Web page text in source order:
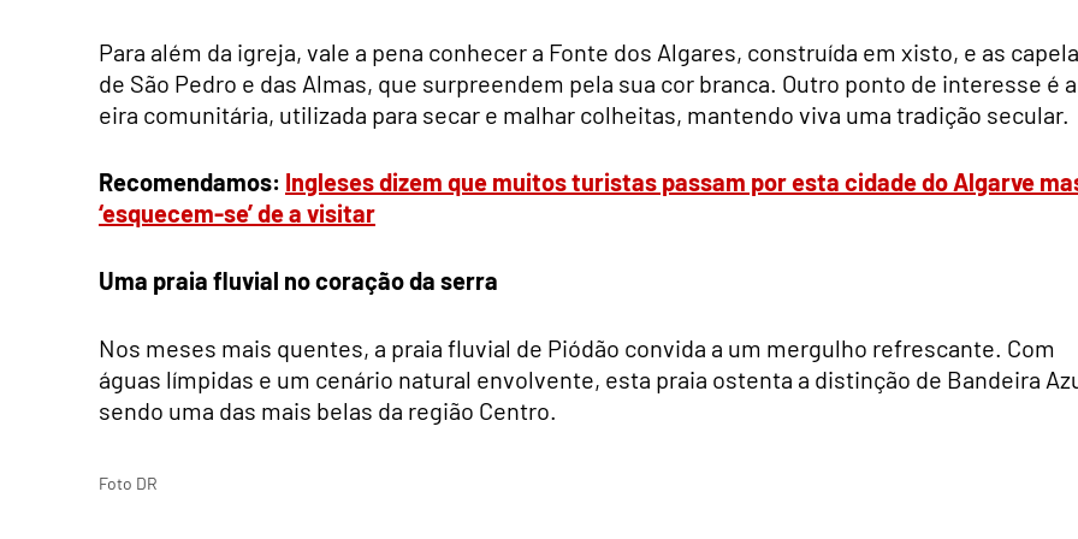
Para além da igreja, vale a pena conhecer a Fonte dos Algares, construída em xisto, e as
de São Pedro e das Almas, que surpreendem pela sua cor branca. Outro ponto de interesse é a
eira comunitária, utilizada para secar e malhar colheitas, mantendo viva uma tradição secular.
Recomendamos: Ingleses dizem que muitos turistas passam por esta cidade do Algarve
‘esquecem-se’ de a visitar
Uma praia fluvial no coração da serra
Nos meses mais quentes, a praia fluvial de Piódão convida a um mergulho refrescante. Com
águas límpidas e um cenário natural envolvente, esta praia ostenta a distinção de Bandeira
sendo uma das mais belas da região Centro.
Foto DR